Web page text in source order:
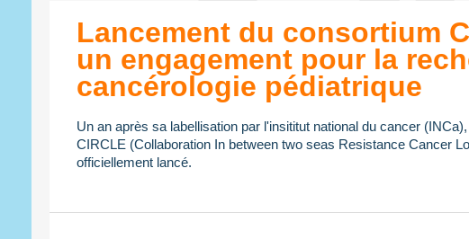
Lancement du consortium
un engagement pour la
cancérologie pédiatrique
Un an après sa labellisation par l'insititut national du cancer
CIRCLE (Collaboration In between two seas Resistance Cancer
officiellement lancé.